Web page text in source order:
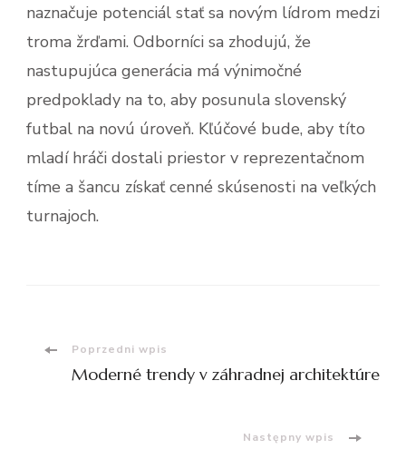
naznačuje potenciál stať sa novým lídrom medzi
troma žrďami. Odborníci sa zhodujú, že
nastupujúca generácia má výnimočné
predpoklady na to, aby posunula slovenský
futbal na novú úroveň. Kľúčové bude, aby títo
mladí hráči dostali priestor v reprezentačnom
tíme a šancu získať cenné skúsenosti na veľkých
turnajoch.
Nawigacja
Poprzedni wpis
Moderné trendy v záhradnej architektúre
Następny wpis